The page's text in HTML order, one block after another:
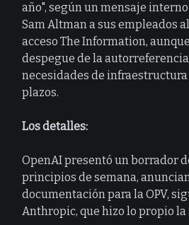
año", según un mensaje interno
Sam Altman a sus empleados
acceso The Information,
despegue de la
necesidades de
plazos.
Los detalles:
OpenAI presentó un borrador
principios de semana,
documentación para la OPV,
Anthropic, que hizo lo propio la